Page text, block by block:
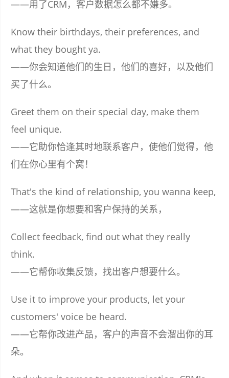
——用了CRM，客户数据怎么都不嫌多。
Know their birthdays, their preferences, and
what they bought ya.
——你会知道他们的生日，他们的喜好，以及他们
买了什么。
Greet them on their special day, make them
feel unique.
——它助你恰逢其时地联系客户，使他们觉得，他
们在你心里有个窝！
That's the kind of relationship, you wanna keep,
——这就是你想要和客户保持的关系，
Collect feedback, find out what they really
think.
——它帮你收集反馈，找出客户想要什么。
Use it to improve your products, let your
customers' voice be heard.
——它帮你改进产品，客户的声音不会溜出你的耳
朵。